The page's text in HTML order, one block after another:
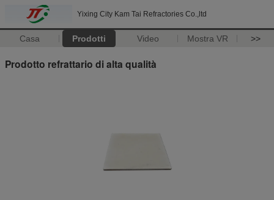
Yixing City Kam Tai Refractories Co.,ltd
Casa Prodotti Video Mostra VR >>
Prodotto refrattario di alta qualità